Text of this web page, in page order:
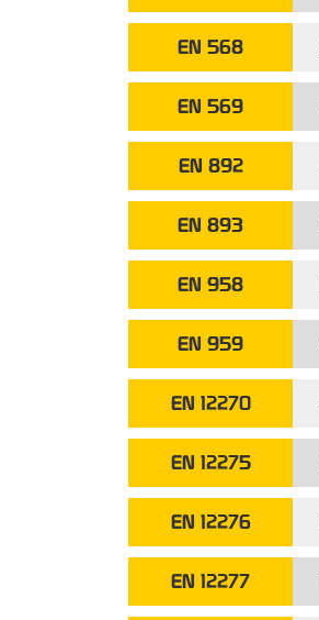
EN 568
EN 569
EN 892
EN 893
EN 958
EN 959
EN 12270
EN 12275
EN 12276
EN 12277